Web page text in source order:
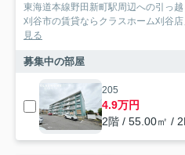
東海道本線野田新町駅周辺への引
刈谷市の賃貸ならクラスホーム刈谷
見る
募集中の部屋
205
4.9万円
2階 / 55.00㎡ /